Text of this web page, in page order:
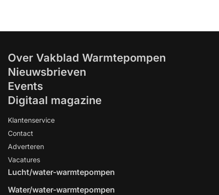
Over Vakblad Warmtepompen
Nieuwsbrieven
Events
Digitaal magazine
Klantenservice
Contact
Adverteren
Vacatures
Lucht/water-warmtepompen
Water/water-warmtepompen